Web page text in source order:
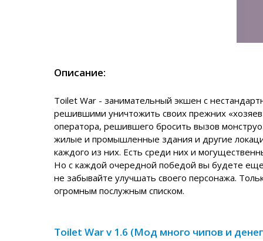
Описание:
Toilet War - занимательный экшен с
решившими уничтожить своих прежних
оператора, решившего бросить вызов
жилые и промышленные здания и другие
каждого из них. Есть среди них и
Но с каждой очередной победой вы будете
не забывайте улучшать своего персонажа.
огромным послужным списком.
Toilet War v 1.6 (Мод много чипов и